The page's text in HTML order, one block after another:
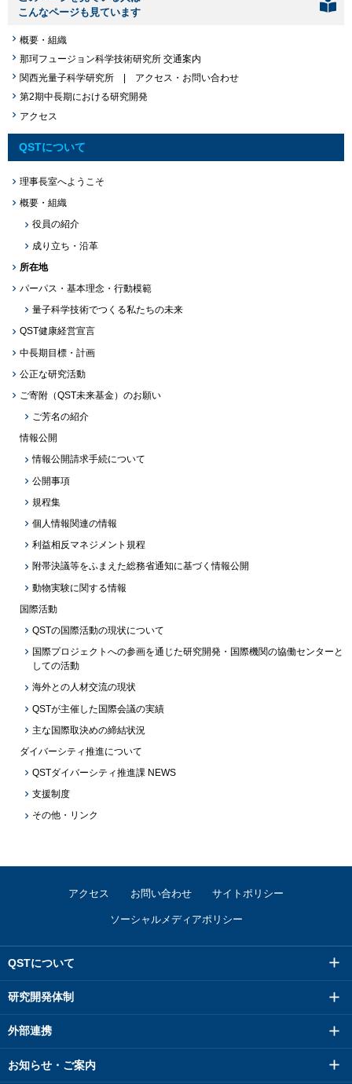
こんなページも見ています
概要・組織
那珂フュージョン科学技術研究所 交通案内
関西光量子科学研究所 | アクセス・お問い合わせ
第2期中長期における研究開発
アクセス
QSTについて
理事長室へようこそ
概要・組織
役員の紹介
成り立ち・沿革
所在地
パーパス・基本理念・行動模範
量子科学技術でつくる私たちの未来
QST健康経営宣言
中長期目標・計画
公正な研究活動
ご寄附（QST未来基金）のお願い
ご芳名の紹介
情報公開
情報公開請求手続について
公開事項
規程集
個人情報関連の情報
利益相反マネジメント規程
附帯決議等をふまえた総務省通知に基づく情報公開
動物実験に関する情報
国際活動
QSTの国際活動の現状について
国際プロジェクトへの参画を通じた研究開発・国際機関の協働センターと
しての活動
海外との人材交流の現状
QSTが主催した国際会議の実績
主な国際取決めの締結状況
ダイバーシティ推進について
QSTダイバーシティ推進課 NEWS
支援制度
その他・リンク
アクセス お問い合わせ サイトポリシー
ソーシャルメディアポリシー
QSTについて
研究開発体制
外部連携
お知らせ・ご案内